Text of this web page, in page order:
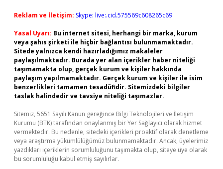
Reklam ve İletişim: Skype: live:.cid.575569c608265c69
Yasal Uyarı: Bu internet sitesi, herhangi bir marka, kurum
veya şahıs şirketi ile hiçbir bağlantısı bulunmamaktadır.
Sitede yalnızca kendi hazırladığımız makaleler
paylaşılmaktadır. Burada yer alan içerikler haber niteliği
taşımamakta olup, gerçek kurum ve kişiler hakkında
paylaşım yapılmamaktadır. Gerçek kurum ve kişiler ile isim
benzerlikleri tamamen tesadüfidir. Sitemizdeki bilgiler
taslak halindedir ve tavsiye niteliği taşımazlar.
Sitemiz, 5651 Sayılı Kanun gereğince Bilgi Teknolojileri ve İletişim
Kurumu (BTK) tarafından onaylanmış bir Yer Sağlayıcı olarak hizmet
vermektedir. Bu nedenle, sitedeki içerikleri proaktif olarak denetleme
veya araştırma yükümlülüğümüz bulunmamaktadır. Ancak, üyelerimiz
yazdıkları içeriklerin sorumluluğunu taşımakta olup, siteye üye olarak
bu sorumluluğu kabul etmiş sayılırlar.